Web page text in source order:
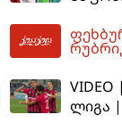
იქნება
ლიგა